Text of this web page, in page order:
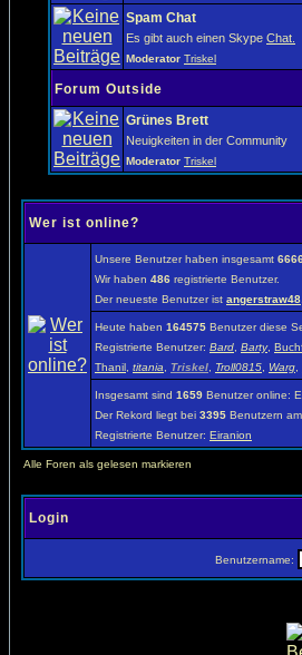
Spam Chat
Es gibt auch einen Skype Chat.
Moderator Triskel
Forum Outside
Grünes Brett
Neuigkeiten in der Community
Moderator Triskel
Wer ist online?
Unsere Benutzer haben insgesamt
Wir haben 486 registrierte Benutzer.
Der neueste Benutzer ist angerstraw48
Heute haben 164575 Benutzer diese
Registrierte Benutzer: Bard Barty,
Thanil titania Triskel Troll0815 Warg
Insgesamt sind 1659 Benutzer online:
Der Rekord liegt bei 3395 Benutzern
Registrierte Benutzer: Eiranion
Alle Foren als gelesen markieren
Login
Benutzername: